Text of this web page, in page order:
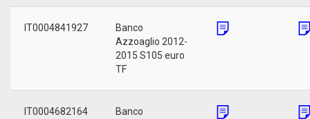
IT0004841927
Banco
Azzoaglio 2012-
2015 S105 euro
TF
IT0004682164
Banco